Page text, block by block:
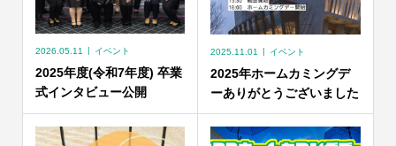
2026.05.11 イベント
2025年度(令和7年度) 卒業
式インタビュー公開
2025.11.01 イベント
2025年ホームカミングデ
ーありがとうございました